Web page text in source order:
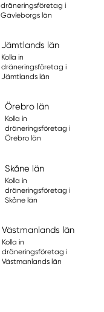
dräneringsföretag i
Gävleborgs län
Jämtlands län
Kolla in
dräneringsföretag i
Jämtlands län
Örebro län
Kolla in
dräneringsföretag i
Örebro län
Skåne län
Kolla in
dräneringsföretag i
Skåne län
Västmanlands län
Kolla in
dräneringsföretag i
Västmanlands län